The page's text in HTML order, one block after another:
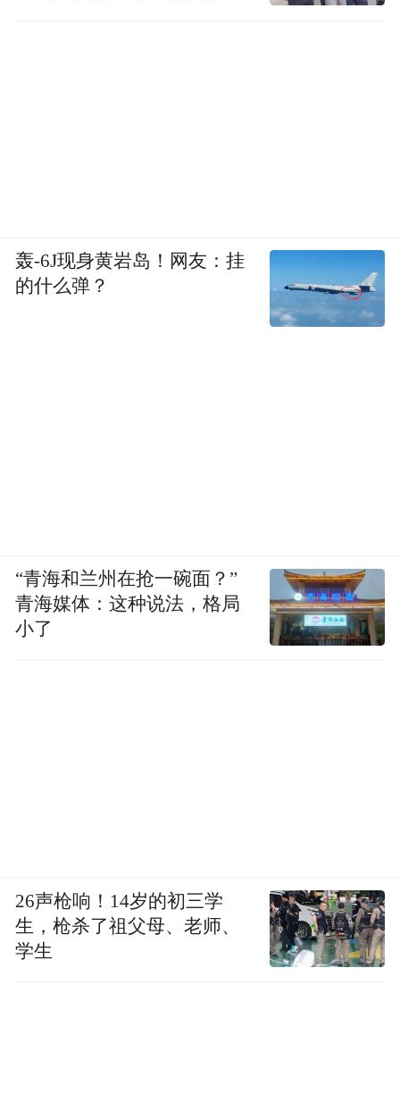
轰-6J现身黄岩岛！网友：挂
的什么弹？
“青海和兰州在抢一碗面？”
青海媒体：这种说法，格局
小了
26声枪响！14岁的初三学
生，枪杀了祖父母、老师、
学生